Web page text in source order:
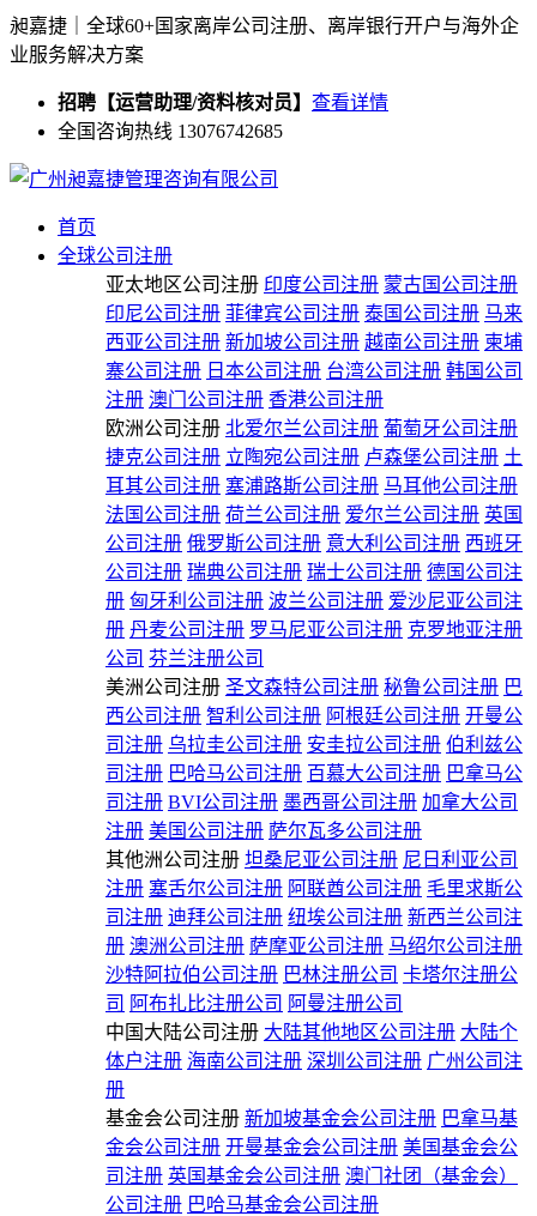
昶嘉捷｜全球60+国家离岸公司注册、离岸银行开户与海外企
业服务解决方案
招聘【运营助理/资料核对员】 查看详情
全国咨询热线 13076742685
首页
全球公司注册
亚太地区公司注册 印度公司注册 蒙古国公司注册
印尼公司注册 菲律宾公司注册 泰国公司注册 马来
西亚公司注册 新加坡公司注册 越南公司注册 柬埔
寨公司注册 日本公司注册 台湾公司注册 韩国公司
注册 澳门公司注册 香港公司注册
欧洲公司注册 北爱尔兰公司注册 葡萄牙公司注册
捷克公司注册 立陶宛公司注册 卢森堡公司注册 土
耳其公司注册 塞浦路斯公司注册 马耳他公司注册
法国公司注册 荷兰公司注册 爱尔兰公司注册 英国
公司注册 俄罗斯公司注册 意大利公司注册 西班牙
公司注册 瑞典公司注册 瑞士公司注册 德国公司注
册 匈牙利公司注册 波兰公司注册 爱沙尼亚公司注
册 丹麦公司注册 罗马尼亚公司注册 克罗地亚注册
公司 芬兰注册公司
美洲公司注册 圣文森特公司注册 秘鲁公司注册 巴
西公司注册 智利公司注册 阿根廷公司注册 开曼公
司注册 乌拉圭公司注册 安圭拉公司注册 伯利兹公
司注册 巴哈马公司注册 百慕大公司注册 巴拿马公
司注册 BVI公司注册 墨西哥公司注册 加拿大公司
注册 美国公司注册 萨尔瓦多公司注册
其他洲公司注册 坦桑尼亚公司注册 尼日利亚公司
注册 塞舌尔公司注册 阿联酋公司注册 毛里求斯公
司注册 迪拜公司注册 纽埃公司注册 新西兰公司注
册 澳洲公司注册 萨摩亚公司注册 马绍尔公司注册
沙特阿拉伯公司注册 巴林注册公司 卡塔尔注册公
司 阿布扎比注册公司 阿曼注册公司
中国大陆公司注册 大陆其他地区公司注册 大陆个
体户注册 海南公司注册 深圳公司注册 广州公司注
册
基金会公司注册 新加坡基金会公司注册 巴拿马基
金会公司注册 开曼基金会公司注册 美国基金会公
司注册 英国基金会公司注册 澳门社团（基金会）
公司注册 巴哈马基金会公司注册